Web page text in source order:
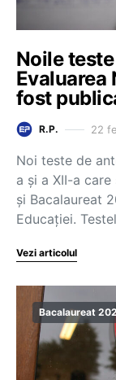
Noile
Evaluarea
fost
R.P. 22
Noi teste de
a și a XII-a
și Bacalaureat
Educației.
Vezi articolul
Bacalaureat